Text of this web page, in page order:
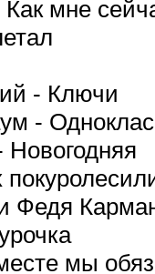
мне
- Ключи
-
Новогодняя
Федя
мы